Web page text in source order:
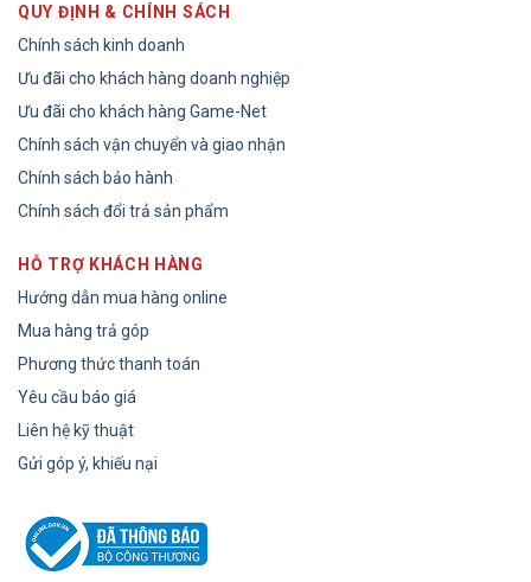
QUY ĐỊNH & CHÍNH SÁCH
Chính sách kinh doanh
Ưu đãi cho khách hàng doanh nghiệp
Ưu đãi cho khách hàng Game-Net
Chính sách vận chuyển và giao nhận
Chính sách bảo hành
Chính sách đổi trả sản phẩm
HỖ TRỢ KHÁCH HÀNG
Hướng dẫn mua hàng online
Mua hàng trả góp
Phương thức thanh toán
Yêu cầu báo giá
Liên hệ kỹ thuật
Gửi góp ý, khiếu nại